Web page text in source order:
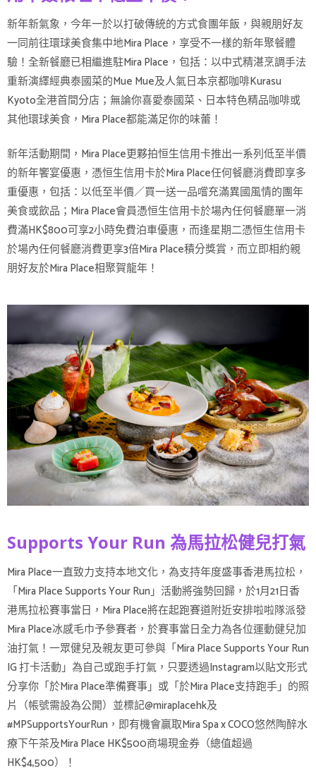
新年新氣象，今年一於以打破傳統的方式食團年飯，與親朋好友
一同前往環球美食集中地Mira Place，享受不一樣的新年聚餐體
驗！全新餐廳已相繼進駐Mira Place，包括：以中式精湛烹調手法
重新演繹經典泰國菜的Mue Mue及人氣日本京都咖啡Kurasu
Kyoto全港首間分店；無論你喜愛泰國菜、日本特色精品咖啡或
其他環球美食，Mira Place都能滿足你的味蕾！
新年活動期間，Mira Place更夥拍恒生信用卡推出一系列低至半價
的新年饗宴優惠，憑恒生信用卡於Mira Place任何餐廳消費即享多
重優惠，包括：以低至半價／買一送一品嚐充滿異國風情的團年
美食或飲品；Mira Place會員憑恒生信用卡於場內任何餐廳單一消
費滿HK$800可享2小時免費泊車優惠，而逢星期二憑恒生信用卡
於場內任何餐廳消費更享3倍Mira Place積分獎賞，而立即相約親
朋好友於Mira Place相聚賀龍年！
Supports Your Run 為馬拉松健兒打氣
Mira Place一直致力支持本地文化，為支持年度盛事香港馬拉松，
「Mira Place Supports Your Run」活動將強勢回歸，於1月21日香
港馬拉松賽事當日，Mira Place將在起跑賽道附近安排啦啦隊派發
Mira Place冰感毛巾予參賽者，於賽事當日全力為各位運動健兒加
油打氣！一眾健兒及親友更可參與「Mira Place Supports Your Run
IG 打卡活動」為自己或跑手打氣，只要透過Instagram以貼文形式
分享你「於Mira Place準備賽事」或「於Mira Place支持跑手」的照
片（帳號需設為公開）並標記@miraplacehk及
#MPSupportsYourRun，即有機會贏取Mira Spa x COCO悠然陶醉水
療下午茶及Mira Place HK$500商場現金券（總值超過
HK$4,500）！